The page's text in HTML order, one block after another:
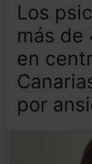
Los
más de
en
por